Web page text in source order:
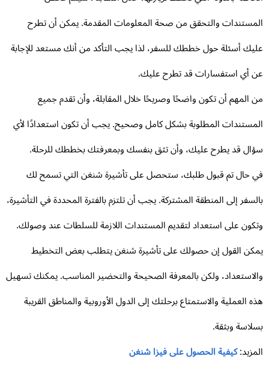
والتحقق من صحة المعلومات المقدمة. يمكن أن تطرح
أسئلة حول خططك للسفر، لذا يجب التأكد من أنك مستعد للإجابة
أي استفسارات قد تطرح عليك.
المهم أن تكون واضحًا وصريحًا خلال المقابلة، وأن تقدم جميع
المطلوبة بشكل كامل وصحيح. يجب أن تكون استعدادًا لأي
قد يطرح عليك، وأن تثق بنفسك وبمعرفتك بخططك للرحلة.
حال تم قبول طلبك، ستحصل على تأشيرة شنغن التي تسمح لك
إلى المنطقة المشتركة. يجب أن تلتزم بالفترة المحددة في التأشيرة،
على استعداد لتقديم المستندات اللازمة للسلطات عند وصولك.
القول إن حصولك على تأشيرة شنغن يتطلب بعض التخطيط
ولكن بالمعرفة الصحيحة والتحضير المناسب. يمكنك تسهيل
العملية والاستمتاع برحلتك إلى الدول الأوروبية والمناطق القريبة
وبثقة.
كيفية الحصول على فيزا شنغن